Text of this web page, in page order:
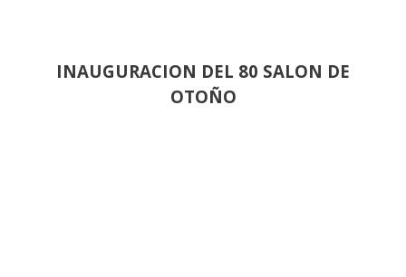
INAUGURACION DEL 80 SALON DE
OTOÑO